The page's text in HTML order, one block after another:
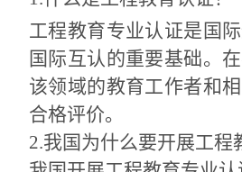
工程教育专业认证是国
国际互认的重要基础。
该领域的教育工作者和
合格评价。
2.我国为什么要开展工程